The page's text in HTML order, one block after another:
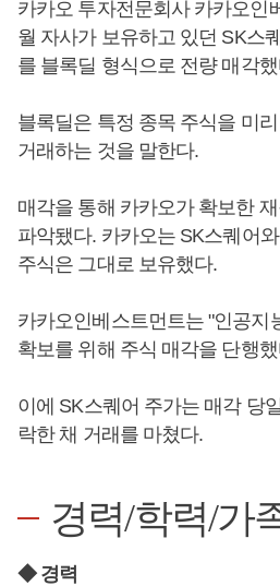
카카오 투자전문회사 카카오인
월 자사가 보유하고 있던 SK스
를 블록딜 형식으로 전량 매각
블록딜은 특정 종목 주식을 미
거래하는 것을 말한다.
매각을 통해 카카오가 확보한
파악됐다. 카카오는 SK스퀘어
주식은 그대로 보유했다.
카카오인베스트먼트는 "인공지
확보를 위해 주식 매각을 단행
이에 SK스퀘어 주가는 매각 당
락한 채 거래를 마쳤다.
경력/학력/가
◆ 경력​